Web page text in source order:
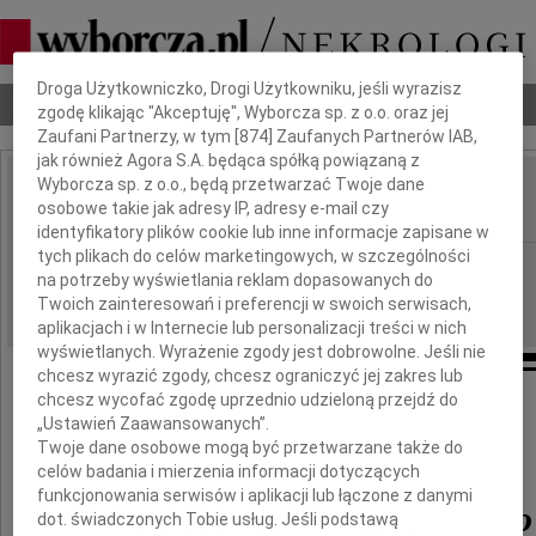
Nekrologi Odeszli Poradnik pogrzebowy
IMIĘ I NAZWISKO: Jan Buraczewski
REGION: Płock
DATA EMISJI: 06.11.2020
Z ogromnym smutkiem i żalem,
przyjęliśmy informację o śmierci
naszego Kolegi
Jana Buraczewskiego
Dbamy o Twoją prywatność
Droga Użytkowniczko, Drogi Użytkowniku, jeśli wyrazisz
zgodę klikając "Akceptuję", Wyborcza sp. z o.o. oraz jej
Zaufani Partnerzy, w tym [874 ] Zaufanych Partnerów IAB,
jak również Agora S.A. będąca spółką powiązaną z
Wyborcza sp. z o.o., będą przetwarzać Twoje dane
osobowe takie jak adresy IP, adresy e-mail czy
identyfikatory plików cookie lub inne informacje zapisane w
tych plikach do celów marketingowych, w szczególności
na potrzeby wyświetlania reklam dopasowanych do
Twoich zainteresowań i preferencji w swoich serwisach,
aplikacjach i w Internecie lub personalizacji treści w nich
wyświetlanych. Wyrażenie zgody jest dobrowolne. Jeśli nie
chcesz wyrazić zgody, chcesz ograniczyć jej zakres lub
chcesz wycofać zgodę uprzednio udzieloną przejdź do
„Ustawień Zaawansowanych”.
Twoje dane osobowe mogą być przetwarzane także do
celów badania i mierzenia informacji dotyczących
funkcjonowania serwisów i aplikacji lub łączone z danymi
dot. świadczonych Tobie usług. Jeśli podstawą